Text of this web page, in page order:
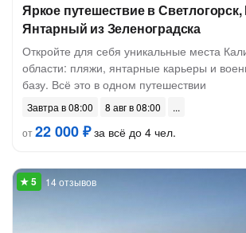
Яркое путешествие в
Янтарный из Зеленоградска
Откройте для себя уникальные места
области: пляжи, янтарные карьеры и
базу. Всё это в одном путешествии
Завтра в 08:00
8 авг в 08:00
от22 000 ₽за всё до 4 чел.
14 отзывов